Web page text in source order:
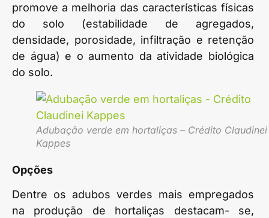
promove a melhoria das características físicas
do solo (estabilidade de agregados,
densidade, porosidade, infiltração e retenção
de água) e o aumento da atividade biológica
do solo.
Adubação verde em hortaliças – Crédito Claudinei
Kappes
Opções
Dentre os adubos verdes mais empregados
na produção de hortaliças destacam- se,